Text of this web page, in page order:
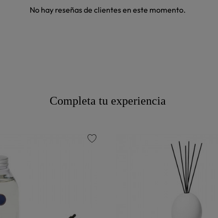
No hay reseñas de clientes en este momento.
Completa tu experiencia